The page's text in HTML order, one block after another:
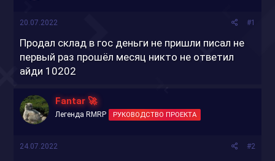
20.07.2022 #1
Продал склад в гос деньги не пришли писал не
первый раз прошёл месяц никто не ответил
айди 10202​
Fantar 🚀
Легенда RMRP РУКОВОДСТВО ПРОЕКТА
24.07.2022 #2